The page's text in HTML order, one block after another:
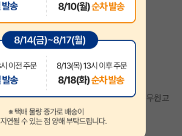
위 교육(기술직공무원) 부문 수상
교육브랜드(계리직공무원), 교육브랜드(공무원교